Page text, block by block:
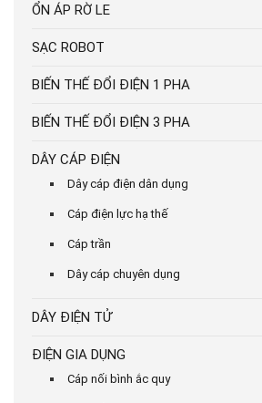
ỔN ÁP RỜ LE
SẠC ROBOT
BIẾN THẾ ĐỔI ĐIỆN 1 PHA
BIẾN THẾ ĐỔI ĐIỆN 3 PHA
DÂY CÁP ĐIỆN
Dây cáp điện dân dụng
Cáp điện lực hạ thế
Cáp trần
Dây cáp chuyên dụng
DÂY ĐIỆN TỬ
ĐIỆN GIA DỤNG
Cáp nối bình ắc quy